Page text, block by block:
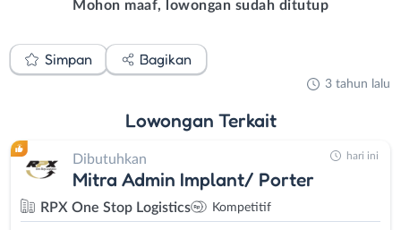
Mohon maaf, lowongan sudah ditutup
Simpan Bagikan
3 tahun lalu
Lowongan Terkait
Dibutuhkan
Mitra Admin Implant/ Porter
RPX One Stop Logistics Kompetitif
hari ini